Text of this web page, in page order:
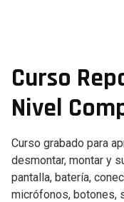
Curso
Nivel
Curso grabado para
desmontar, montar y
pantalla, batería,
micrófonos, botones,